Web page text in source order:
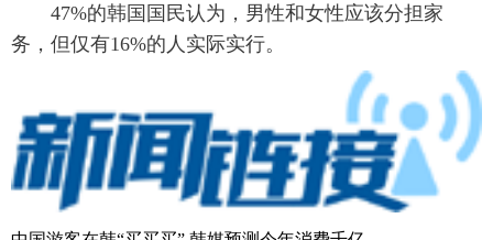
47%的韩国国民认为，男性和女性应该分担家
务，但仅有16%的人实际实行。